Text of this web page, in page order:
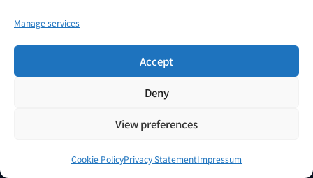
Manage services
Accept
Deny
View preferences
Cookie PolicyPrivacy StatementImpressum
AI 边缘与电力受限计算基础
设施
当增长不被硬件需求而是被可用电力阻挡时。
电力接入而非硬件 或需求的约束。在电网连接排队长达
强化的部署。